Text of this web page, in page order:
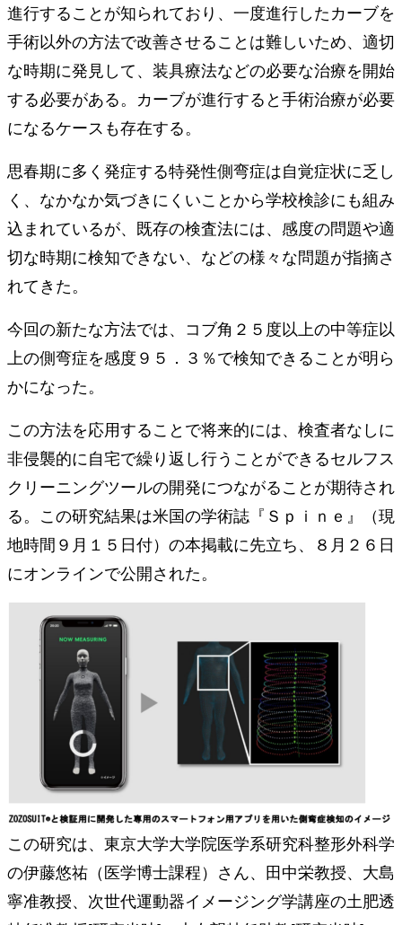
進行することが知られており、一度進行したカーブを
手術以外の方法で改善させることは難しいため、適切
な時期に発見して、装具療法などの必要な治療を開始
する必要がある。カーブが進行すると手術治療が必要
になるケースも存在する。
思春期に多く発症する特発性側弯症は自覚症状に乏し
く、なかなか気づきにくいことから学校検診にも組み
込まれているが、既存の検査法には、感度の問題や適
切な時期に検知できない、などの様々な問題が指摘さ
れてきた。
今回の新たな方法では、コブ角２５度以上の中等症以
上の側弯症を感度９５．３％で検知できることが明ら
かになった。
この方法を応用することで将来的には、検査者なしに
非侵襲的に自宅で繰り返し行うことができるセルフス
クリーニングツールの開発につながることが期待され
る。この研究結果は米国の学術誌『Ｓｐｉｎｅ』（現
地時間９月１５日付）の本掲載に先立ち、８月２６日
にオンラインで公開された。
この研究は、東京大学大学院医学系研究科整形外科学
の伊藤悠祐（医学博士課程）さん、田中栄教授、大島
寧准教授、次世代運動器イメージング学講座の土肥透